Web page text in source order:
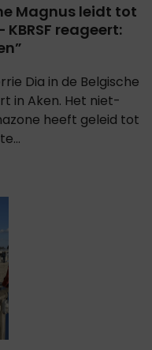
Magnus leidt tot
reageert:
Dia in de Belgische
in Aken. Het niet-
heeft geleid tot